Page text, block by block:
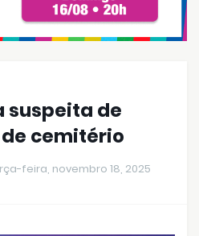
suspeita de
cemitério
feira, novembro 18, 2025